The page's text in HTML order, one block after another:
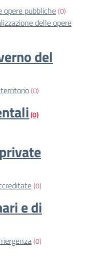
pubbliche(0)
delle opere
del
(0)
(0)
(0)
e di
(0)